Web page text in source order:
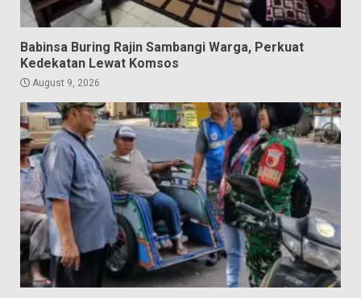
Babinsa Buring Rajin Sambangi Warga, Perkuat
Kedekatan Lewat Komsos
August 9, 2026